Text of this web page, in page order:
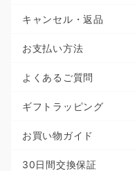
キャンセル・返品
お支払い方法
よくあるご質問
ギフトラッピング
お買い物ガイド
30日間交換保証